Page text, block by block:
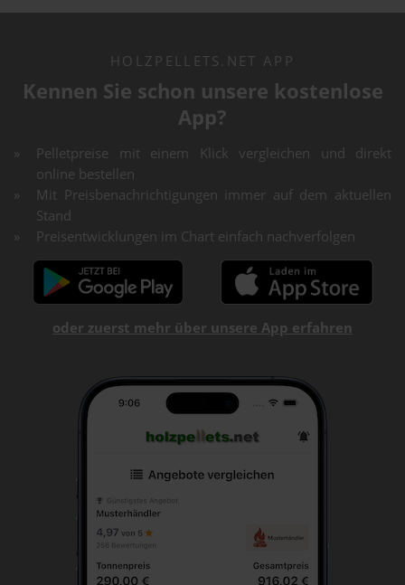
HOLZPELLETS.NET APP
Kennen Sie schon unsere kostenlose
App?
Pelletpreise mit einem Klick vergleichen und direkt
online bestellen
Mit Preisbenachrichtigungen immer auf dem aktuellen
Stand
Preisentwicklungen im Chart einfach nachverfolgen
oder zuerst mehr über unsere App erfahren